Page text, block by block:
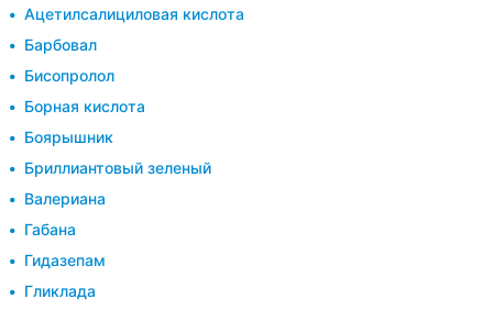
Ацетилсалициловая кислота
Барбовал
Бисопролол
Борная кислота
Боярышник
Бриллиантовый зеленый
Валериана
Габана
Гидазепам
Гликлада